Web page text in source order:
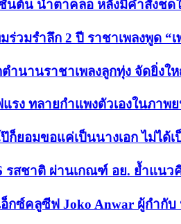
ต้น น้ำตาคลอ หลังมีคำสั่งช
ร่วมรำลึก 2 ปี ราชาเพลงพูด
ำนานราชาเพลงลูกทุ่ง จัดยิ่ง
รง ทลายกำแพงตัวเองในภาพ
ยอมขอแค่เป็นนางเอก ไม่ได้เ
รสชาติ ผ่านเกณฑ์ อย. ย้ำแ
อ็กซ์คลูซีฟ Joko Anwar ผู้กำ